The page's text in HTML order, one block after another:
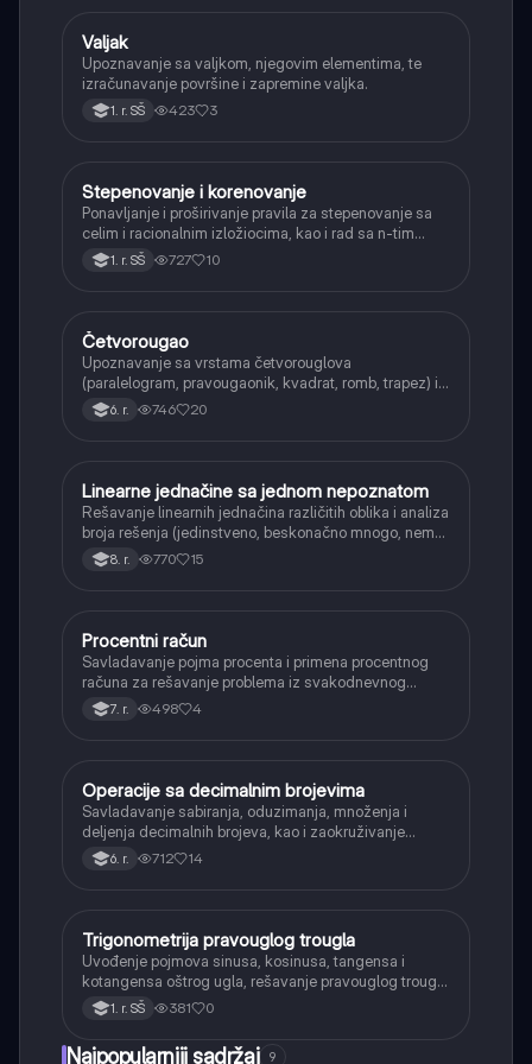
Matematika
Valjak
Upoznavanje sa valjkom, njegovim elementima, te
izračunavanje površine i zapremine valjka.
1. r. SŠ 423 3
Matematika
Stepenovanje i korenovanje
Ponavljanje i proširivanje pravila za stepenovanje sa
celim i racionalnim izložiocima, kao i rad sa n-tim
korenima i racionalizacijom imenioca.
1. r. SŠ 727 10
Matematika
Četvorougao
Upoznavanje sa vrstama četvorouglova
(paralelogram, pravougaonik, kvadrat, romb, trapez) i
njihovim osnovnim svojstvima.
6. r. 746 20
Matematika
Linearne jednačine sa jednom nepoznatom
Rešavanje linearnih jednačina različitih oblika i analiza
broja rešenja (jedinstveno, beskonačno mnogo, nema
rešenja).
8. r. 770 15
Matematika
Procentni račun
Savladavanje pojma procenta i primena procentnog
računa za rešavanje problema iz svakodnevnog
života, kao što su popusti, kamate i povećanja.
7. r. 498 4
Matematika
Operacije sa decimalnim brojevima
Savladavanje sabiranja, oduzimanja, množenja i
deljenja decimalnih brojeva, kao i zaokruživanje
decimalnih brojeva.
6. r. 712 14
Matematika
Trigonometrija pravouglog trougla
Uvođenje pojmova sinusa, kosinusa, tangensa i
kotangensa oštrog ugla, rešavanje pravouglog trougla
i primena osnovnih trigonometrijskih identiteta.
1. r. SŠ 381 0
Najpopularniji sadržaj 9